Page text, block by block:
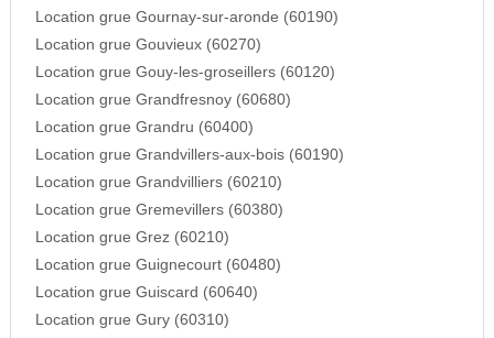
Location grue Gournay-sur-aronde (60190)
Location grue Gouvieux (60270)
Location grue Gouy-les-groseillers (60120)
Location grue Grandfresnoy (60680)
Location grue Grandru (60400)
Location grue Grandvillers-aux-bois (60190)
Location grue Grandvilliers (60210)
Location grue Gremevillers (60380)
Location grue Grez (60210)
Location grue Guignecourt (60480)
Location grue Guiscard (60640)
Location grue Gury (60310)